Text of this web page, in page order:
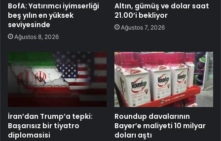
BofA: Yatırımcı iyimserliği
beş yılın en yüksek
seviyesinde
Ağustos 8, 2026
Altın, gümüş ve dolar saat
21.00’i bekliyor
Ağustos 7, 2026
İran’dan Trump’a tepki:
Başarısız bir tiyatro
diplomasisi
Roundup davalarının
Bayer’e maliyeti 10 milyar
doları aştı